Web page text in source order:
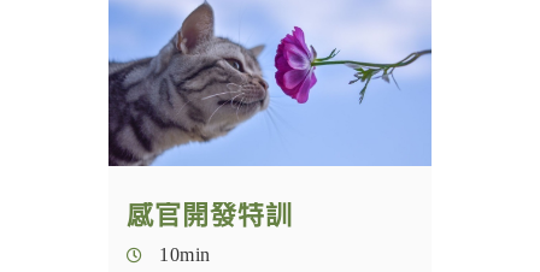
自學巴哈花精
學員行政專區
主題芳療
芳香瑜珈
花精
感官開發特訓
10min